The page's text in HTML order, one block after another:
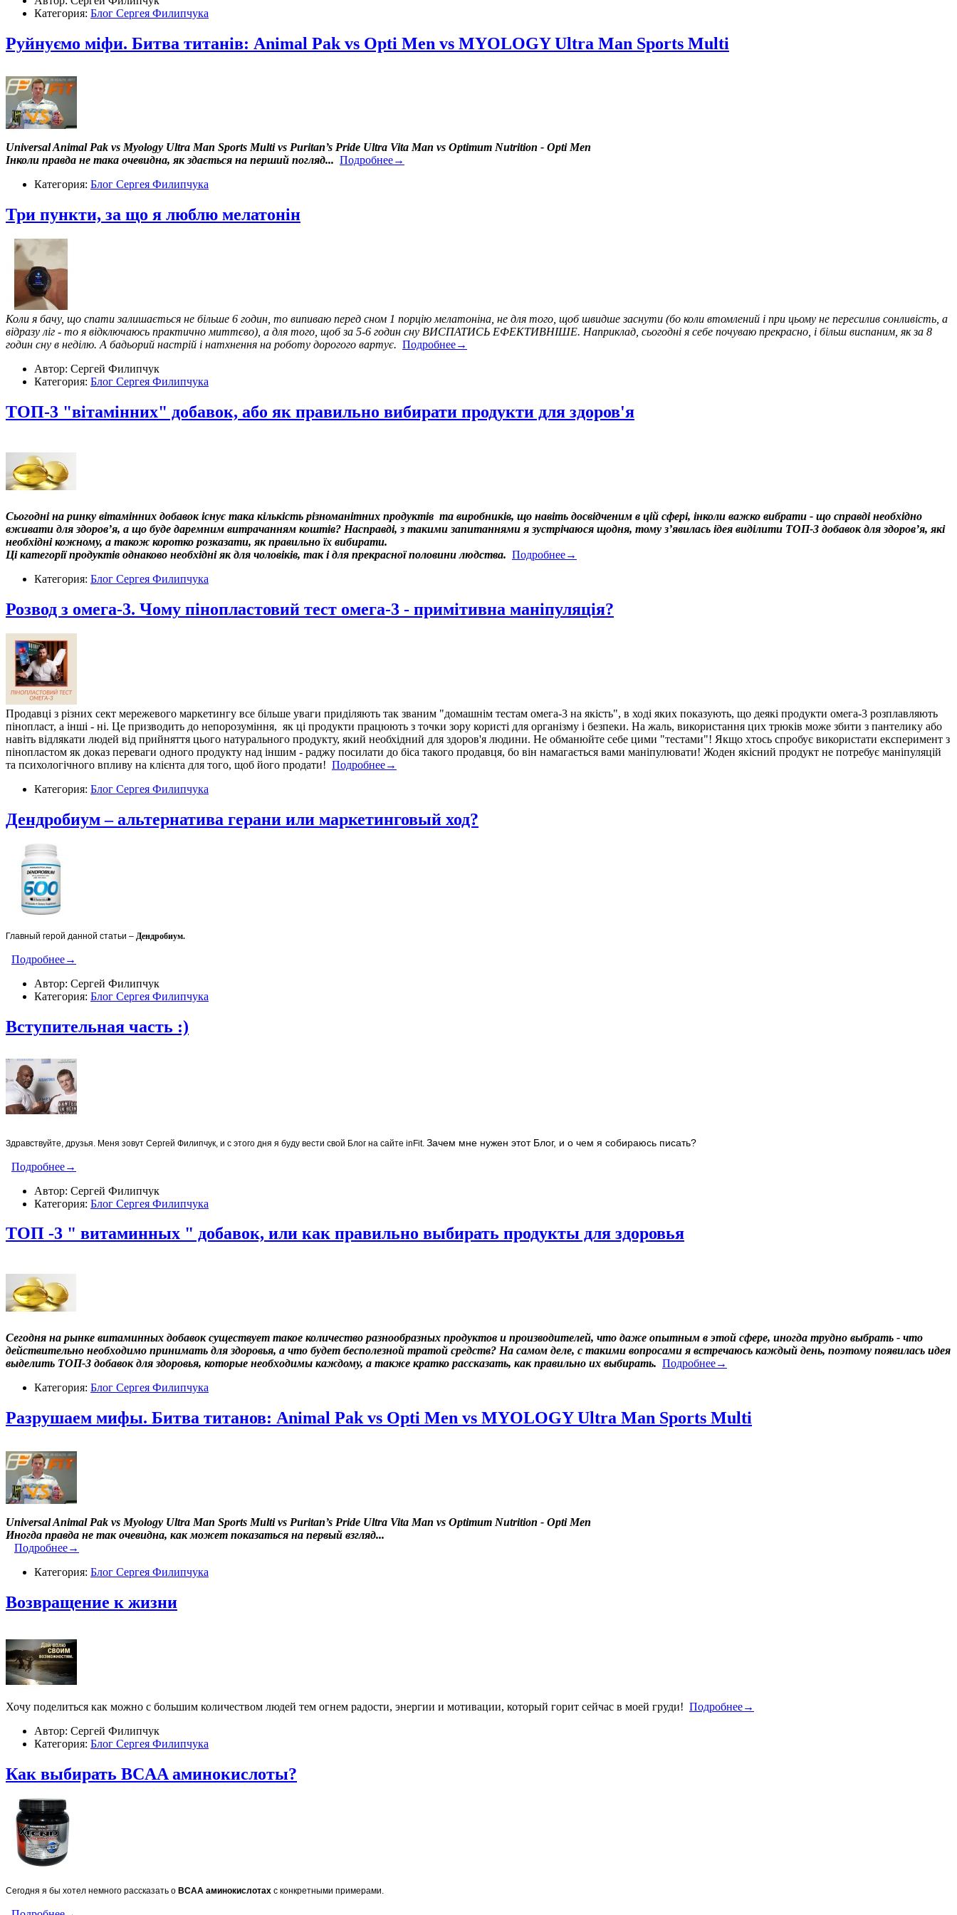
Категория: Блог Сергея Филипчука
Руйнуємо міфи. Битва титанів: Animal Pak vs Opti Men vs MYOLOGY Ultra Man Sports Multi
Universal Animal Pak vs Myology Ultra Man Sports Multi vs Puritan’s Pride Ultra Vita Man vs Optimum Nutrition - Opti Men
Інколи правда не така очевидна, як здається на перший погляд... Подробнее→
Категория: Блог Сергея Филипчука
Три пункти, за що я люблю мелатонін
Коли я бачу, що спати залишається не більше 6 годин, то випиваю перед сном 1 порцію мелатоніна, не для того, щоб швидше заснути (бо коли втомлений і при цьому не пересилив сонливість, а
відразу ліг - то я відключаюсь практично миттєво), а для того, щоб за 5-6 годин сну ВИСПАТИСЬ ЕФЕКТИВНІШЕ. Наприклад, сьогодні я себе почуваю прекрасно, і більш виспаним, як за 8
годин сну в неділю. А бадьорий настрій і натхнення на роботу дорогого вартує. Подробнее→
Автор: Сергей Филипчук
Категория: Блог Сергея Филипчука
ТОП-3 "вітамінних" добавок, або як правильно вибирати продукти для здоров'я
Сьогодні на ринку вітамінних добавок існує така кількість різноманітних продуктів та виробників, що навіть досвідченим в цій сфері, інколи важко вибрати - що справді необхідно
вживати для здоров’я, а що буде даремним витрачанням коштів? Насправді, з такими запитаннями я зустрічаюся щодня, тому з’явилась ідея виділити ТОП-3 добавок для здоров’я, які
необхідні кожному, а також коротко розказати, як правильно їх вибирати.
Ці категорії продуктів однаково необхідні як для чоловіків, так і для прекрасної половини людства. Подробнее→
Категория: Блог Сергея Филипчука
Розвод з омега-3. Чому пінопластовий тест омега-3 - примітивна маніпуляція?
Продавці з різних сект мережевого маркетингу все більше уваги приділяють так званим "домашнім тестам омега-3 на якість", в ході яких показують, що деякі продукти омега-3 розплавляють
пінопласт, а інші - ні. Це призводить до непорозуміння, як ці продукти працюють з точки зору користі для організму і безпеки. На жаль, використання цих трюків може збити з пантелику або
навіть відлякати людей від прийняття цього натурального продукту, який необхідний для здоров'я людини. Не обманюйте себе цими "тестами"! Якщо хтось спробує використати експеримент з
пінопластом як доказ переваги одного продукту над іншим - раджу посилати до біса такого продавця, бо він намагається вами маніпулювати! Жоден якісний продукт не потребує маніпуляцій
та психологічного впливу на клієнта для того, щоб його продати! Подробнее→
Категория: Блог Сергея Филипчука
Дендробиум – альтернатива герани или маркетинговый ход?
Главный герой данной статьи – Дендробиум.
Подробнее→
Автор: Сергей Филипчук
Категория: Блог Сергея Филипчука
Вступительная часть :)
Здравствуйте, друзья. Меня зовут Сергей Филипчук, и с этого дня я буду вести свой Блог на сайте inFit. Зачем мне нужен этот Блог, и о чем я собираюсь писать?
Подробнее→
Автор: Сергей Филипчук
Категория: Блог Сергея Филипчука
ТОП -3 " витаминных " добавок, или как правильно выбирать продукты для здоровья
Сегодня на рынке витаминных добавок существует такое количество разнообразных продуктов и производителей, что даже опытным в этой сфере, иногда трудно выбрать - что
действительно необходимо принимать для здоровья, а что будет бесполезной тратой средств? На самом деле, с такими вопросами я встречаюсь каждый день, поэтому появилась идея
выделить ТОП-3 добавок для здоровья, которые необходимы каждому, а также кратко рассказать, как правильно их выбирать. Подробнее→
Категория: Блог Сергея Филипчука
Разрушаем мифы. Битва титанов: Animal Pak vs Opti Men vs MYOLOGY Ultra Man Sports Multi
Universal Animal Pak vs Myology Ultra Man Sports Multi vs Puritan’s Pride Ultra Vita Man vs Optimum Nutrition - Opti Men
Иногда правда не так очевидна, как может показаться на первый взгляд...
Подробнее→
Категория: Блог Сергея Филипчука
​Возвращение к жизни
Хочу поделиться как можно с большим количеством людей тем огнем радости, энергии и мотивации, который горит сейчас в моей груди! Подробнее→
Автор: Сергей Филипчук
Категория: Блог Сергея Филипчука
Как выбирать BCAA аминокислоты?
Сегодня я бы хотел немного рассказать о BCAA аминокислотах с конкретными примерами.